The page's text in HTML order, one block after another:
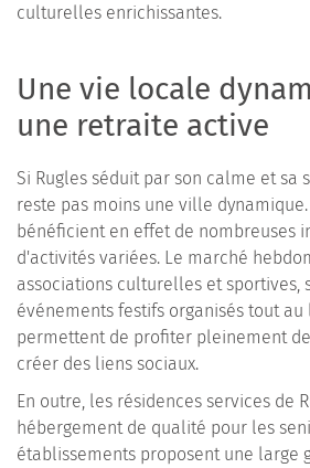
culturelles enrichissantes.
Une vie locale
une retraite active
Si Rugles séduit par son calme et sa
reste pas moins une ville
bénéficient en effet de nombreuses
d'activités variées. Le marché
associations culturelles et sportives,
événements festifs organisés tout
permettent de profiter pleinement
créer des liens sociaux.
En outre, les résidences services de
hébergement de qualité pour les
établissements proposent une large